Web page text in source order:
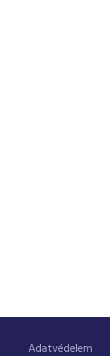
Adatvédelem